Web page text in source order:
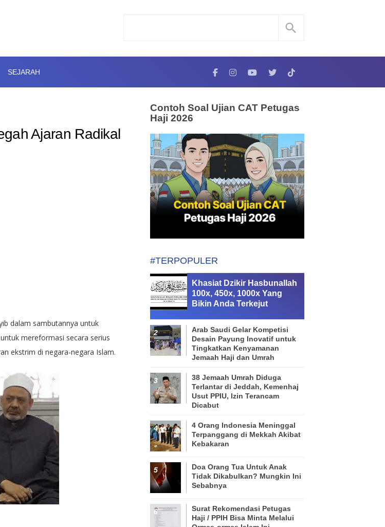
SEJARAH
Ajaran Radikal
dalam sambutannya untuk
mereformasi secara serius
ekstrim di negara-negara Islam.
Contoh Soal Ujian CAT Petugas
Haji 2026
#TERPOPULER
Khasiat Dzikir Hasbunallah
100x, 450x, 1000x Yang
Bikin Anda Terkejut
Arab Saudi Gelar Kompetisi
Desain Payung Inovatif untuk
Tingkatkan Kenyamanan
Jemaah Haji dan Umrah
38 Jemaah Umrah Diduga
Terlantar di Jeddah, Kemenhaj
Usut PPIU, Izin Terancam
Dicabut
4 Orang Indonesia Meninggal
Terpanggang di Mekkah Akibat
Kebakaran
Doa Orang Tua Untuk Anak
Tidak Dikabulkan? Mungkin Ini
Sebabnya
Surat Rekomendasi Petugas
Haji / PPIH Bisa Minta Melalui